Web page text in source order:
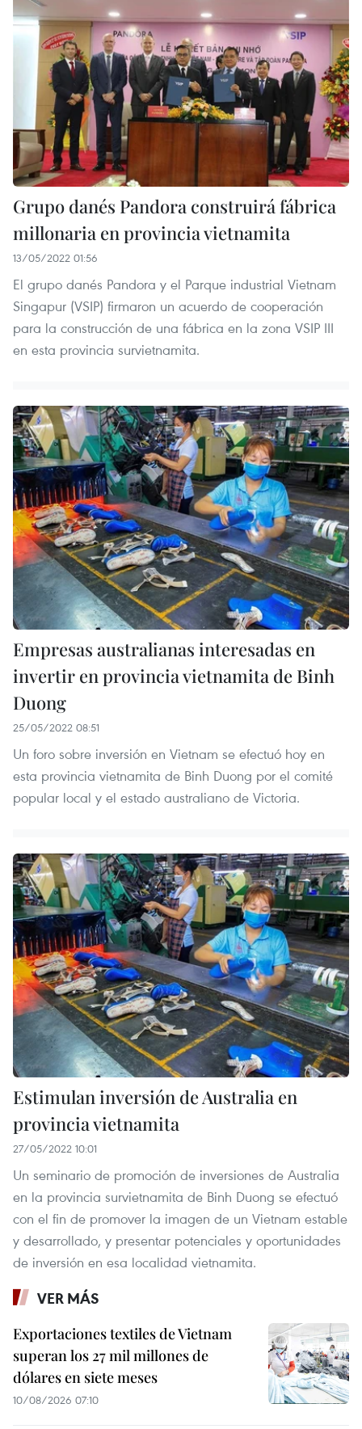
Grupo danés Pandora construirá fábrica
millonaria en provincia vietnamita
13/05/2022 01:56
El grupo danés Pandora y el Parque industrial Vietnam
Singapur (VSIP) firmaron un acuerdo de cooperación
para la construcción de una fábrica en la zona VSIP III
en esta provincia survietnamita.
Empresas australianas interesadas en
invertir en provincia vietnamita de Binh
Duong
25/05/2022 08:51
Un foro sobre inversión en Vietnam se efectuó hoy en
esta provincia vietnamita de Binh Duong por el comité
popular local y el estado australiano de Victoria.
Estimulan inversión de Australia en
provincia vietnamita
27/05/2022 10:01
Un seminario de promoción de inversiones de Australia
en la provincia survietnamita de Binh Duong se efectuó
con el fin de promover la imagen de un Vietnam estable
y desarrollado, y presentar potenciales y oportunidades
de inversión en esa localidad vietnamita.
VER MÁS
Exportaciones textiles de Vietnam
superan los 27 mil millones de
dólares en siete meses
10/08/2026 07:10